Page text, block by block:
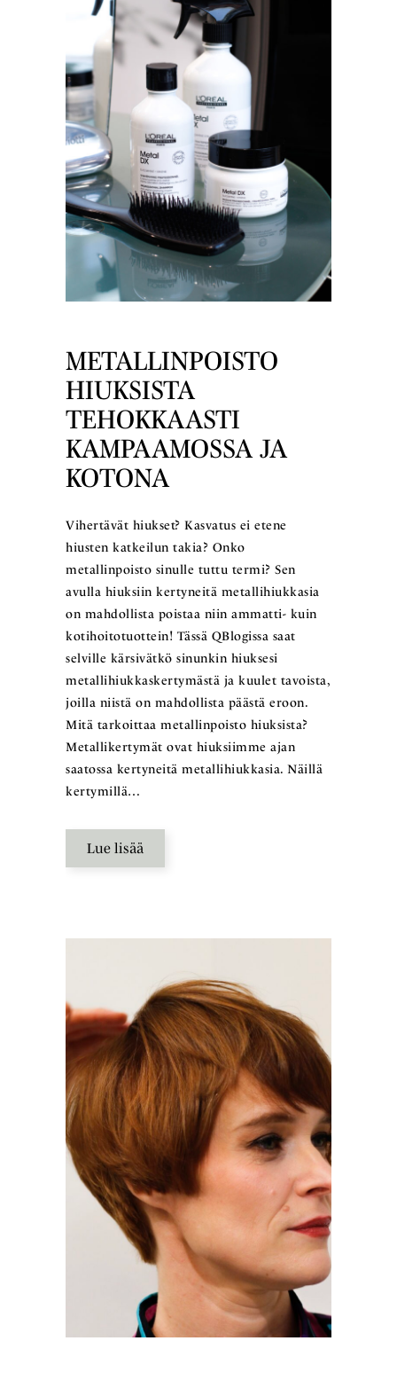
METALLINPOISTO
HIUKSISTA
TEHOKKAASTI
KAMPAAMOSSA JA
KOTONA
Vihertävät hiukset? Kasvatus ei etene
hiusten katkeilun takia? Onko
metallinpoisto sinulle tuttu termi? Sen
avulla hiuksiin kertyneitä metallihiukkasia
on mahdollista poistaa niin ammatti- kuin
kotihoitotuottein! Tässä QBlogissa saat
selville kärsivätkö sinunkin hiuksesi
metallihiukkaskertymästä ja kuulet tavoista,
joilla niistä on mahdollista päästä eroon.
Mitä tarkoittaa metallinpoisto hiuksista?
Metallikertymät ovat hiuksiimme ajan
saatossa kertyneitä metallihiukkasia. Näillä
kertymillä…
Lue lisää